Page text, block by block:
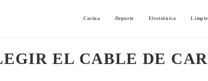
Cocina Deporte Electrónica
EL CABLE DE